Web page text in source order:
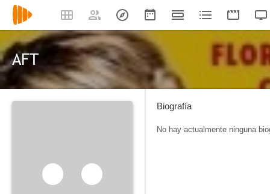
AFT
Biografía
No hay actualmente ninguna